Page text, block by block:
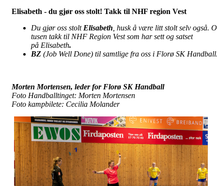
Elisabeth - du gjør oss stolt! Takk til NHF region Vest
Du gjør oss stolt Elisabeth , husk å være litt stolt selv også.
tusen takk til NHF Region Vest som har sett og satset
på Elisabeth.
BZ (Job Well Done) til samtlige fra oss i Florø SK
Morten Mortensen, leder for Florø SK Handball
Foto Handballtinget: Morten Mortensen
Foto kampbilete: Cecilia Molander